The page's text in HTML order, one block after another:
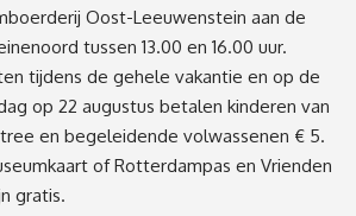
Oost-Leeuwenstein aan de
tussen 13.00 en 16.00 uur.
tijdens de gehele vakantie en op de
op 22 augustus betalen kinderen van
en begeleidende volwassenen € 5.
of Rotterdampas en Vrienden
gratis.